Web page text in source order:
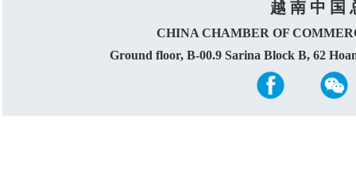
越 南 中 国
CHINA CHAMBER OF
Ground floor, B-00.9 Sarina Block B, 62